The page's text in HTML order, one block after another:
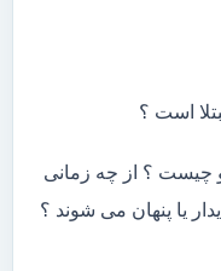
است ؟
چیست ؟ از چه زمانی
یا پنهان می شوند ؟